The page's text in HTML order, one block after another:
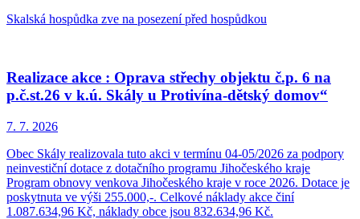
Skalská hospůdka zve na posezení před hospůdkou
Realizace akce : Oprava střechy objektu č.p. 6 na
p.č.st.26 v k.ú. Skály u Protivína-dětský domov“
7. 7. 2026
Obec Skály realizovala tuto akci v termínu 04-05/2026 za podpory
neinvestiční dotace z dotačního programu Jihočeského kraje
Program obnovy venkova Jihočeského kraje v roce 2026. Dotace je
poskytnuta ve výši 255.000,-. Celkové náklady akce činí
1.087.634,96 Kč, náklady obce jsou 832.634,96 Kč.